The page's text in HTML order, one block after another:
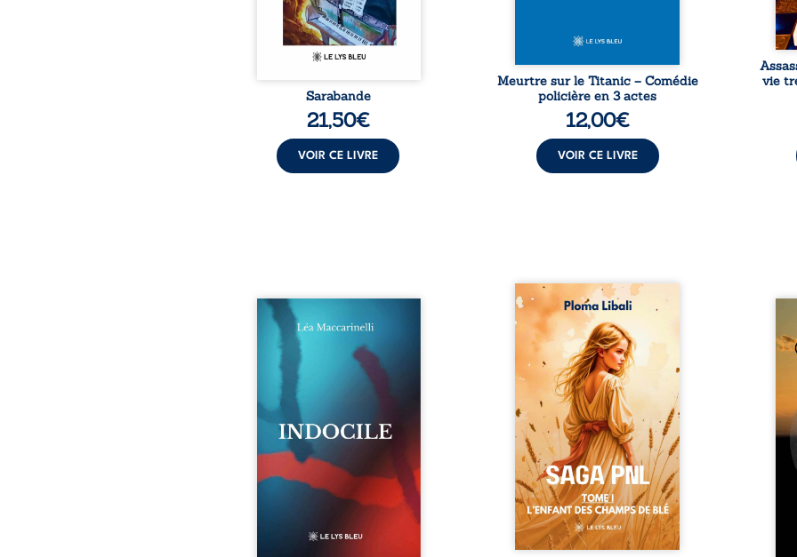
Sarabande
21,50€
VOIR CE LIVRE
Meurtre sur le Titanic – Comédie
policière en 3 actes
12,00€
VOIR CE LIVRE
vie
Quatre parties. Quatre refus.
Quatre visages d’une existence
en friction. Entre les silences
qu’on ne déchiffre pas, les
amours qu’on dérange, les
corps qu’on administre et les
liens qu’on sabote, cet ouvrage
parle à celles et ceux qui
vivent trop fort, trop vrai, trop
tôt. Indocile est une traversée.
Une langue nue. Une
insurrection calme. Une
déclaration d’existence pour ...
Autrefois, les champs
d’Atlantis vibraient sous le
vent et les enfants couraient
dans les blés. Puis la couronne
plia le genou, livrant son
peuple à l’ombre d’Ivorny. À
Atove, Luwel aurait pu
disparaître dans les ruines de
son destin ; pourtant, sous les
pierres d’un temple oublié, des
rebelles lui tendirent la main.
Parmi eux, Atos, général sans
trône mais habité par ...
les
les